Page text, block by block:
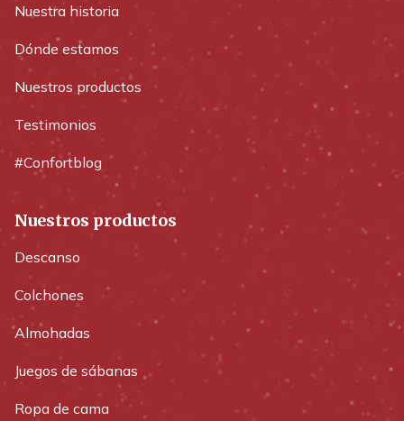
Nuestra historia
Dónde estamos
Nuestros productos
Testimonios
#Confortblog
Nuestros productos
Descanso
Colchones
Almohadas
Juegos de sábanas
Ropa de cama